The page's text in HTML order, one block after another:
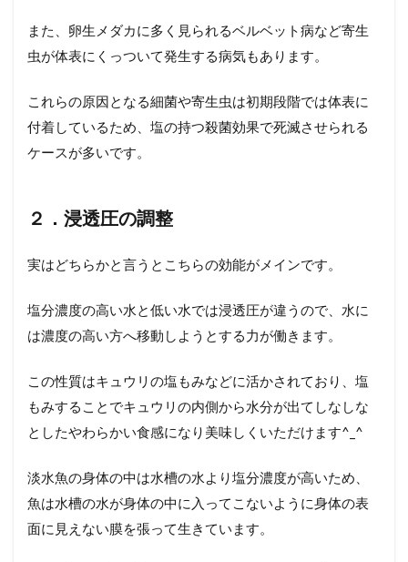
また、卵生メダカに多く見られるベルベット病など寄生
虫が体表にくっついて発生する病気もあります。
これらの原因となる細菌や寄生虫は初期段階では体表に
付着しているため、塩の持つ殺菌効果で死滅させられる
ケースが多いです。
２．浸透圧の調整
実はどちらかと言うとこちらの効能がメインです。
塩分濃度の高い水と低い水では浸透圧が違うので、水に
は濃度の高い方へ移動しようとする力が働きます。
この性質はキュウリの塩もみなどに活かされており、塩
もみすることでキュウリの内側から水分が出てしなしな
としたやわらかい食感になり美味しくいただけます^_^
淡水魚の身体の中は水槽の水より塩分濃度が高いため、
魚は水槽の水が身体の中に入ってこないように身体の表
面に見えない膜を張って生きています。